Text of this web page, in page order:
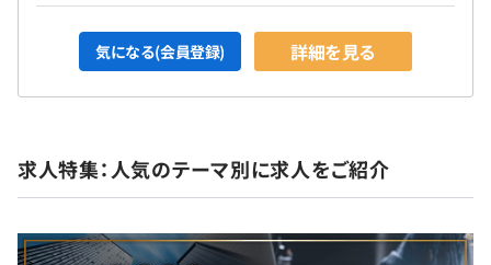
気になる(会員登録) 詳細を見る
求人特集：人気のテーマ別に求人をご紹介